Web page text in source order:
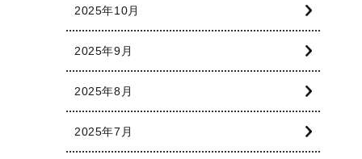
2025年10月
2025年9月
2025年8月
2025年7月